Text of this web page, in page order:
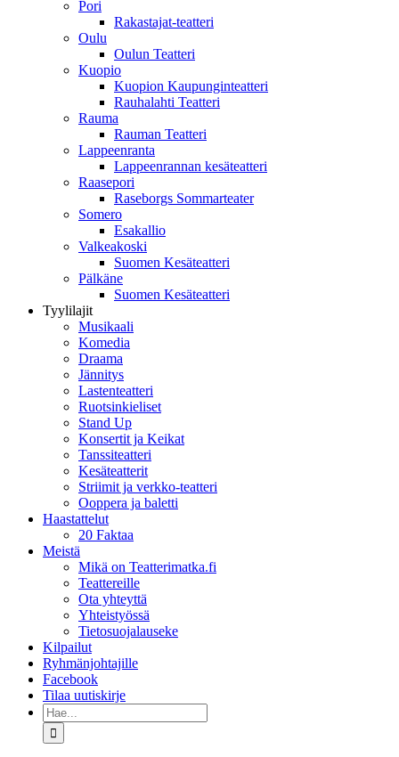
Pori
Rakastajat-teatteri
Oulu
Oulun Teatteri
Kuopio
Kuopion Kaupunginteatteri
Rauhalahti Teatteri
Rauma
Rauman Teatteri
Lappeenranta
Lappeenrannan kesäteatteri
Raasepori
Raseborgs Sommarteater
Somero
Esakallio
Valkeakoski
Suomen Kesäteatteri
Pälkäne
Suomen Kesäteatteri
Tyylilajit
Musikaali
Komedia
Draama
Jännitys
Lastenteatteri
Ruotsinkieliset
Stand Up
Konsertit ja Keikat
Tanssiteatteri
Kesäteatterit
Striimit ja verkko-teatteri
Ooppera ja baletti
Haastattelut
20 Faktaa
Meistä
Mikä on Teatterimatka.fi
Teattereille
Ota yhteyttä
Yhteistyössä
Tietosuojalauseke
Kilpailut
Ryhmänjohtajille
Facebook
Tilaa uutiskirje
Etsi
...